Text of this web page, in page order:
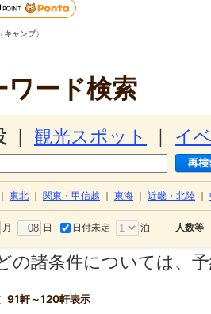
キャンプ）
ワード検索
観光スポット イ
東北 関東・甲信越 東海 近畿・北陸
月 日 日付未定 泊 人数等
の諸条件については、
91軒～120軒表示